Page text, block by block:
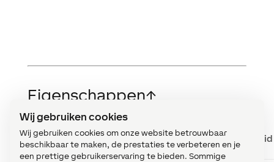
Wij gebruiken cookies
Wij gebruiken cookies om onze website betrouwbaar
beschikbaar te maken, de prestaties te verbeteren en je
een prettige gebruikerservaring te bieden. Sommige
Eigenschappen↑
Korte
beschrijving
Beschrijving Eenheid